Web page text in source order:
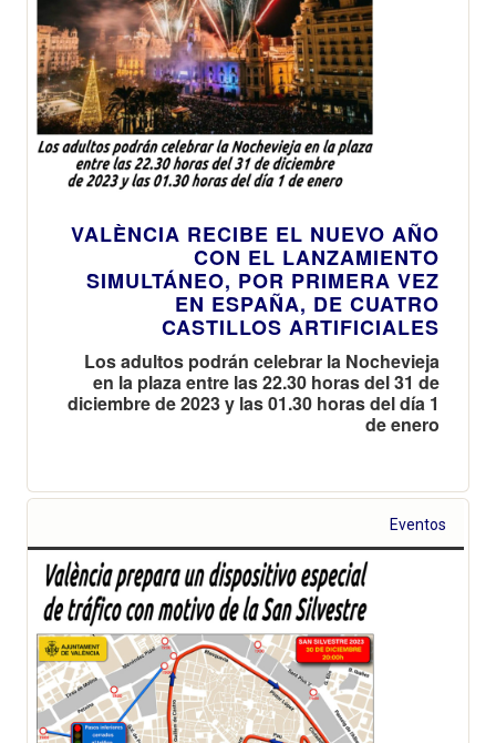
VALÈNCIA RECIBE EL NUEVO AÑO
CON EL LANZAMIENTO
SIMULTÁNEO, POR PRIMERA VEZ
EN ESPAÑA, DE CUATRO
CASTILLOS ARTIFICIALES
Los adultos podrán celebrar la Nochevieja
en la plaza entre las 22.30 horas del 31 de
diciembre de 2023 y las 01.30 horas del día 1
de enero
Eventos